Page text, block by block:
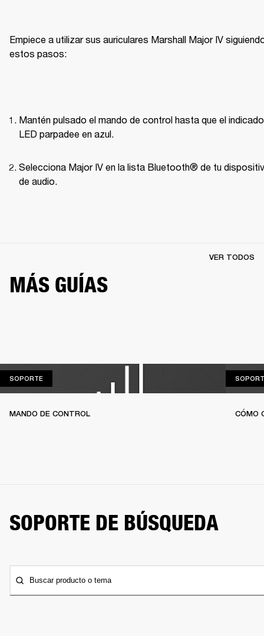
Empiece a utilizar sus auriculares Marshall Major IV
estos pasos:
Mantén pulsado el mando de control hasta que el
LED parpadee en azul.
Selecciona Major IV en la lista Bluetooth® de tu
de audio.
MÁS GUÍAS
VER TODOS
SOPORTESOPORTE
MANDO DE CONTROL CÓMO
SOPORTE DE BÚSQUEDA
Buscar producto o tema